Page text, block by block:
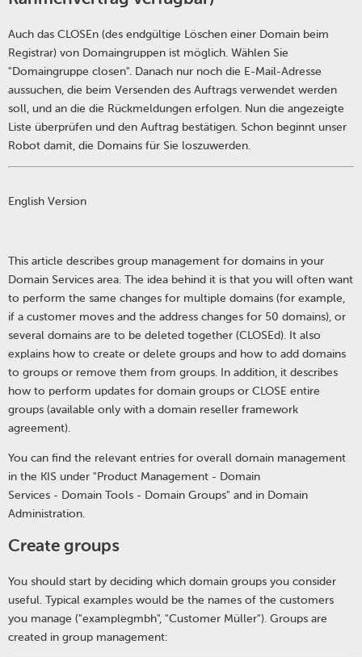
Auch das CLOSEn (des endgültige Löschen einer Domain beim
Registrar) von Domaingruppen ist möglich. Wählen Sie
"Domaingruppe closen". Danach nur noch die E-Mail-Adresse
aussuchen, die beim Versenden des Auftrags verwendet werden
soll, und an die die Rückmeldungen erfolgen. Nun die angezeigte
Liste überprüfen und den Auftrag bestätigen. Schon beginnt unser
Robot damit, die Domains für Sie loszuwerden.
English Version
This article describes group management for domains in your
Domain Services area. The idea behind it is that you will often want
to perform the same changes for multiple domains (for example,
if a customer moves and the address changes for 50 domains), or
several domains are to be deleted together (CLOSEd). It also
explains how to create or delete groups and how to add domains
to groups or remove them from groups. In addition, it describes
how to perform updates for domain groups or CLOSE entire
groups (available only with a domain reseller framework
agreement).
You can find the relevant entries for overall domain management
in the KIS under "Product Management - Domain
Services - Domain Tools - Domain Groups" and in Domain
Administration.
Create groups
You should start by deciding which domain groups you consider
useful. Typical examples would be the names of the customers
you manage ("examplegmbh", "Customer Müller"). Groups are
created in group management: